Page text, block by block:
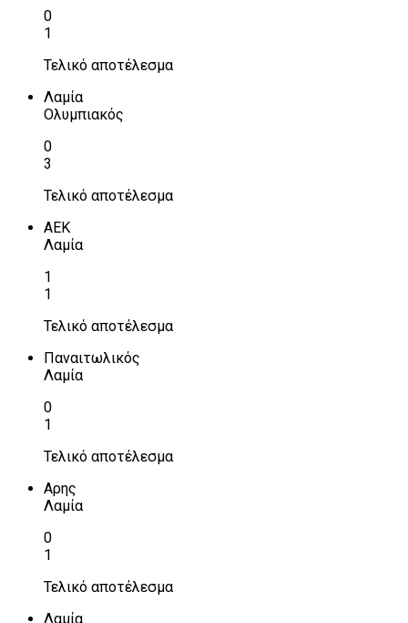
0
1
Τελικό αποτέλεσμα
Λαμία
Ολυμπιακός
0
3
Τελικό αποτέλεσμα
ΑΕΚ
Λαμία
1
1
Τελικό αποτέλεσμα
Παναιτωλικός
Λαμία
0
1
Τελικό αποτέλεσμα
Αρης
Λαμία
0
1
Τελικό αποτέλεσμα
Λαμία